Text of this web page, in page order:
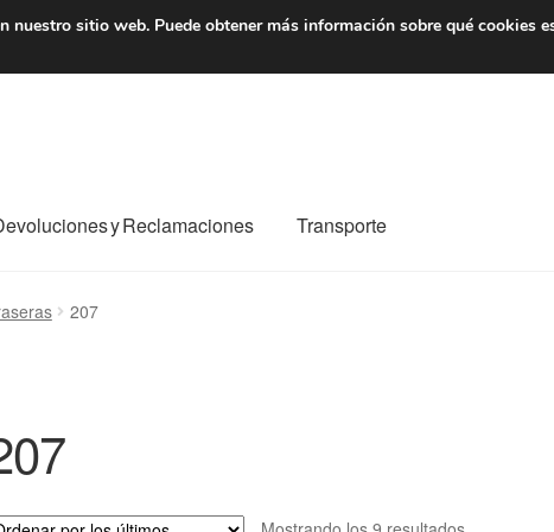
7 EUR De lunes a viernes
y Reclamaciones Transporte
al mundo entero
207
Ordenado
nuestro sitio web. Puede obtener más información sobre qué cookies